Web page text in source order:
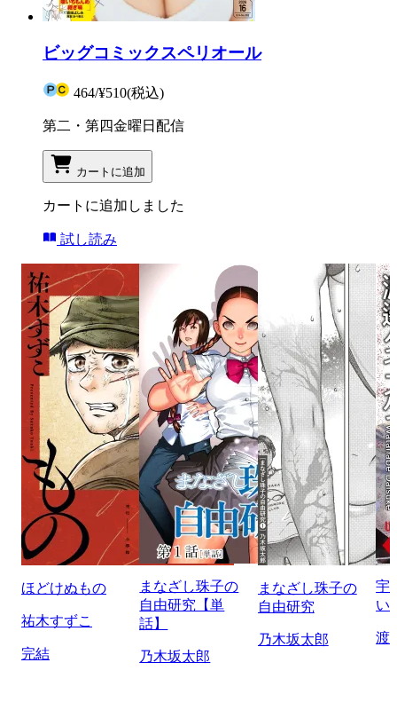
ビッグコミックスペリオール
464/¥510(税込)
第二・第四金曜日配信
カートに追加
カートに追加しました
試し読み
ほどけぬもの
祐木すずこ
完結
まなざし珠子の
自由研究【単
話】
乃木坂太郎
まなざし珠子の
自由研究
乃木坂太郎
宇
い
渡